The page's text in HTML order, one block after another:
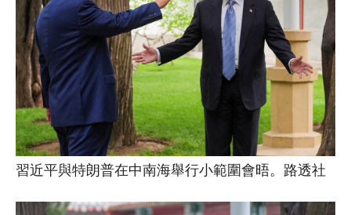
習近平與特朗普在中南海舉行小範圍會晤。路透社